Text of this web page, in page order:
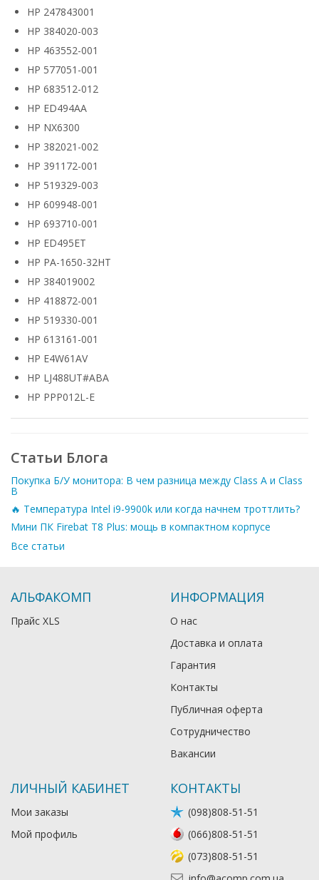
HP 247843001
HP 384020-003
HP 463552-001
HP 577051-001
HP 683512-012
HP ED494AA
HP NX6300
HP 382021-002
HP 391172-001
HP 519329-003
HP 609948-001
HP 693710-001
HP ED495ET
HP PA-1650-32HT
HP 384019002
HP 418872-001
HP 519330-001
HP 613161-001
HP E4W61AV
HP LJ488UT#ABA
HP PPP012L-E
Статьи Блога
Покупка Б/У монитора: В чем разница между Class A и Class
B
🔥 Температура Intel i9-9900k или когда начнем троттлить?
Мини ПК Firebat T8 Plus: мощь в компактном корпусе
Все статьи
АЛЬФАКОМП
Прайс XLS
ИНФОРМАЦИЯ
О нас
Доставка и оплата
Гарантия
Контакты
Публичная оферта
Сотрудничество
Вакансии
ЛИЧНЫЙ КАБИНЕТ
Мои заказы
Мой профиль
КОНТАКТЫ
(098)808-51-51
(066)808-51-51
(073)808-51-51